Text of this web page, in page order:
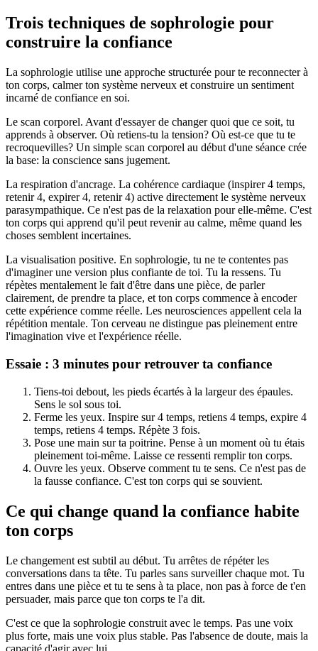
Trois techniques de sophrologie pour
construire la confiance
La sophrologie utilise une approche structurée pour te reconnecter à
ton corps, calmer ton système nerveux et construire un sentiment
incarné de confiance en soi.
Le scan corporel. Avant d'essayer de changer quoi que ce soit, tu
apprends à observer. Où retiens-tu la tension? Où est-ce que tu te
recroquevilles? Un simple scan corporel au début d'une séance crée
la base: la conscience sans jugement.
La respiration d'ancrage. La cohérence cardiaque (inspirer 4 temps,
retenir 4, expirer 4, retenir 4) active directement le système nerveux
parasympathique. Ce n'est pas de la relaxation pour elle-même. C'est
ton corps qui apprend qu'il peut revenir au calme, même quand les
choses semblent incertaines.
La visualisation positive. En sophrologie, tu ne te contentes pas
d'imaginer une version plus confiante de toi. Tu la ressens. Tu
répètes mentalement le fait d'être dans une pièce, de parler
clairement, de prendre ta place, et ton corps commence à encoder
cette expérience comme réelle. Les neurosciences appellent cela la
répétition mentale. Ton cerveau ne distingue pas pleinement entre
l'imagination vive et l'expérience réelle.
Essaie : 3 minutes pour retrouver ta confiance
Tiens-toi debout, les pieds écartés à la largeur des épaules.
Sens le sol sous toi.
Ferme les yeux. Inspire sur 4 temps, retiens 4 temps, expire 4
temps, retiens 4 temps. Répète 3 fois.
Pose une main sur ta poitrine. Pense à un moment où tu étais
pleinement toi-même. Laisse ce ressenti remplir ton corps.
Ouvre les yeux. Observe comment tu te sens. Ce n'est pas de
la fausse confiance. C'est ton corps qui se souvient.
Ce qui change quand la confiance habite
ton corps
Le changement est subtil au début. Tu arrêtes de répéter les
conversations dans ta tête. Tu parles sans surveiller chaque mot. Tu
entres dans une pièce et tu te sens à ta place, non pas à force de t'en
persuader, mais parce que ton corps te l'a dit.
C'est ce que la sophrologie construit avec le temps. Pas une voix
plus forte, mais une voix plus stable. Pas l'absence de doute, mais la
capacité d'agir avec lui.